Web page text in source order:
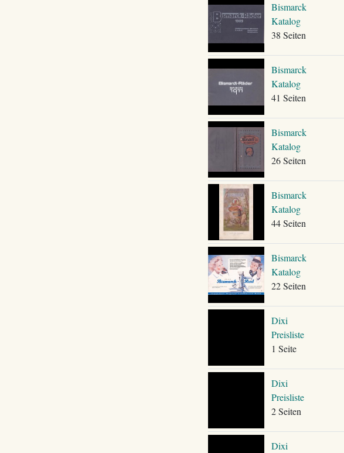
Bismarck
Katalog
38 Seiten
Bismarck
Katalog
41 Seiten
Bismarck
Katalog
26 Seiten
Bismarck
Katalog
44 Seiten
Bismarck
Katalog
22 Seiten
Dixi
Preisliste
1 Seite
Dixi
Preisliste
2 Seiten
Dixi